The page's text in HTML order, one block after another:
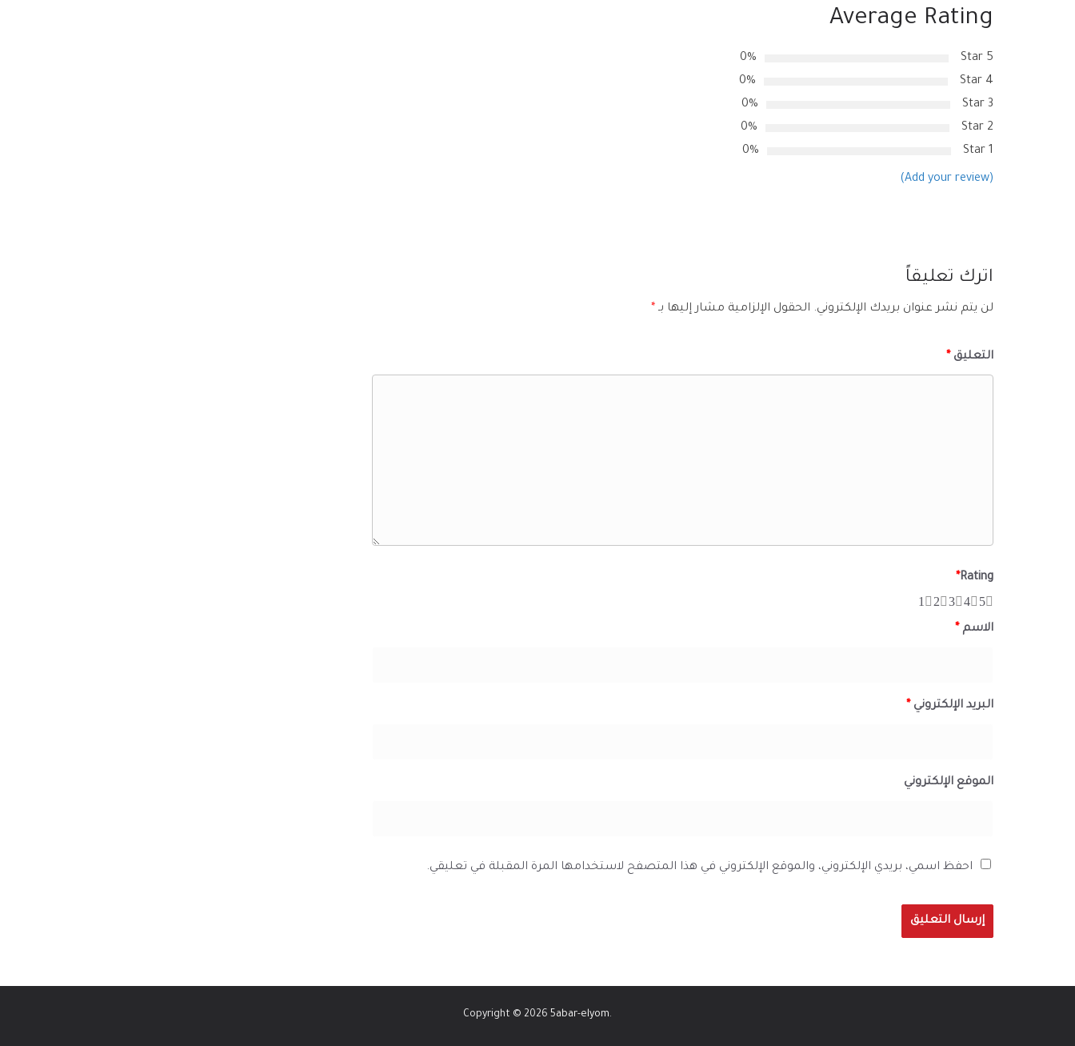
Average Rating
5 Star
0%
4 Star
0%
3 Star
0%
2 Star
0%
1 Star
0%
(Add your review)
اترك تعليقاً
لن يتم نشر عنوان بريدك الإلكتروني. الحقول الإلزامية مشار إليها بـ *
التعليق *
Rating
*
5
4
3
2
1
الاسم *
البريد الإلكتروني *
الموقع الإلكتروني
احفظ اسمي، بريدي الإلكتروني، والموقع الإلكتروني في هذا المتصفح لاستخدامها المرة المقبلة في تعليقي.
Copyright © 2026 5abar-elyom.